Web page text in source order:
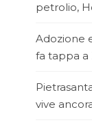
petrolio,
Adozione
fa tappa a
vive